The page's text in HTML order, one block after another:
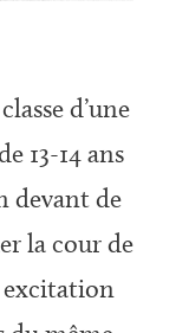
d’une
13-14 ans
devant de
la cour de
excitation